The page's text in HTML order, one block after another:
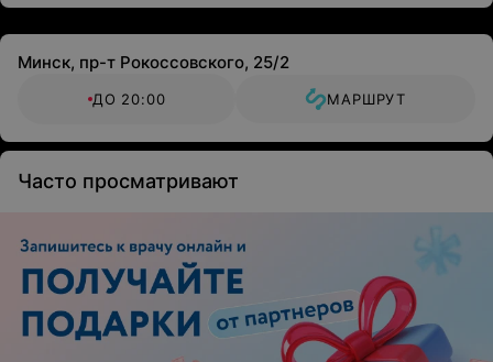
Минск, пр-т Рокоссовского, 25/2
ДО 20:00 МАРШРУТ
Часто просматривают